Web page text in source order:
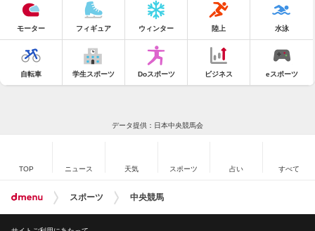
モーター フィギュア ウィンター 陸上 水泳
自転車 学生スポーツ Doスポーツ ビジネス eスポーツ
データ提供：日本中央競馬会
TOP ニュース 天気 スポーツ 占い すべて
スポーツ 中央競馬